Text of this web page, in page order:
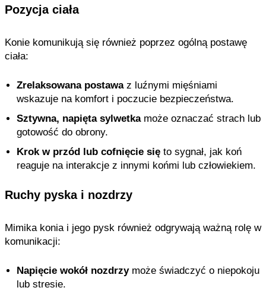
Pozycja ciała
Konie komunikują się również poprzez ogólną postawę
ciała:
Zrelaksowana postawaz luźnymi mięśniami
wskazuje na komfort i poczucie bezpieczeństwa.
Sztywna, napięta sylwetkamoże oznaczać strach lub
gotowość do obrony.
Krok w przód lub cofnięcie się to sygnał, jak koń
reaguje na interakcje z innymi końmi lub człowiekiem.
Ruchy pyska i nozdrzy
Mimika konia i jego pysk również odgrywają ważną rolę w
komunikacji:
Napięcie wokół nozdrzymoże świadczyć o niepokoju
lub stresie.